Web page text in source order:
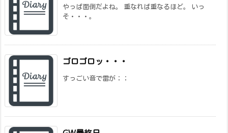
やっぱ面倒だよね。 重なれば重なるほど。 いっ
そ・・・。
ゴロゴロッ・・・
すっごい音で雷が；；